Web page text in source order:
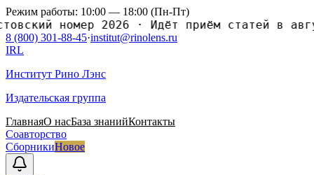
Режим работы: 10:00 — 18:00 (Пн-Пт)
номер 2026·Идёт приём статей в
8 (800) 301-88-45·institut@rinolens.ru
IRL
Институт Рино Лэнс
Издательская группа
ГлавнаяО насБаза знанийКонтакты
Соавторство
СборникиНовое